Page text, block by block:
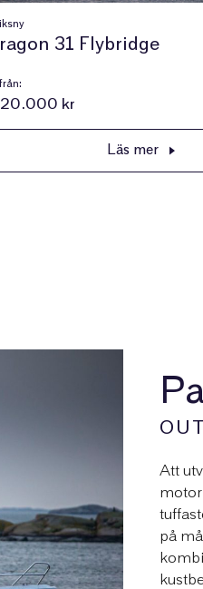
31 Flybridge
kr
Läs mer
Att
på